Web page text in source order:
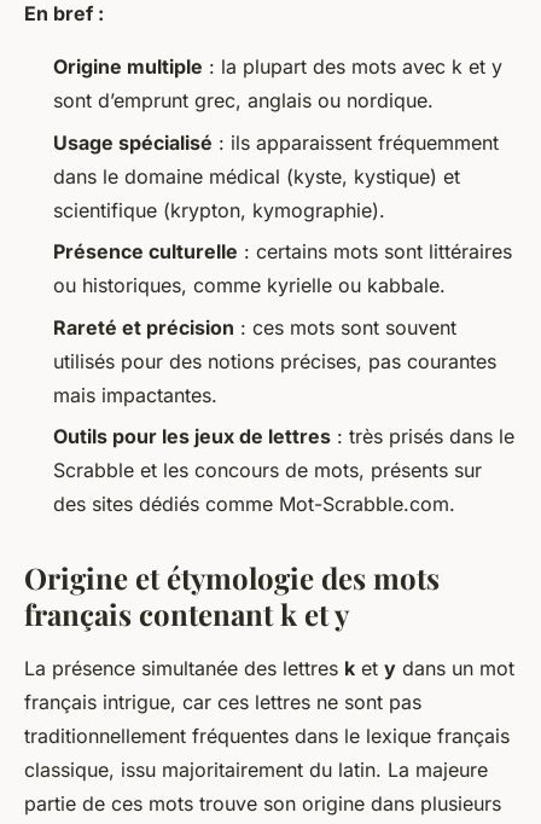
En bref :
Origine multiple : la plupart des mots avec k et y
sont d’emprunt grec, anglais ou nordique.
Usage spécialisé : ils apparaissent fréquemment
dans le domaine médical (kyste, kystique) et
scientifique (krypton, kymographie).
Présence culturelle : certains mots sont littéraires
ou historiques, comme kyrielle ou kabbale.
Rareté et précision : ces mots sont souvent
utilisés pour des notions précises, pas courantes
mais impactantes.
Outils pour les jeux de lettres : très prisés dans le
Scrabble et les concours de mots, présents sur
des sites dédiés comme Mot-Scrabble.com.
Origine et étymologie des mots
français contenantk ety
La présence simultanée des lettres k et y dans un mot
français intrigue, car ces lettres ne sont pas
traditionnellement fréquentes dans le lexique français
classique, issu majoritairement du latin. La majeure
partie de ces mots trouve son origine dans plusieurs